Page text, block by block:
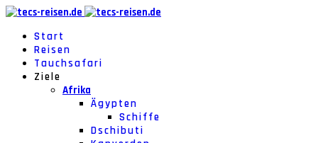
Start
Reisen
Tauchsafari
Ziele
Afrika
Ägypten
Schiffe
Dschibuti